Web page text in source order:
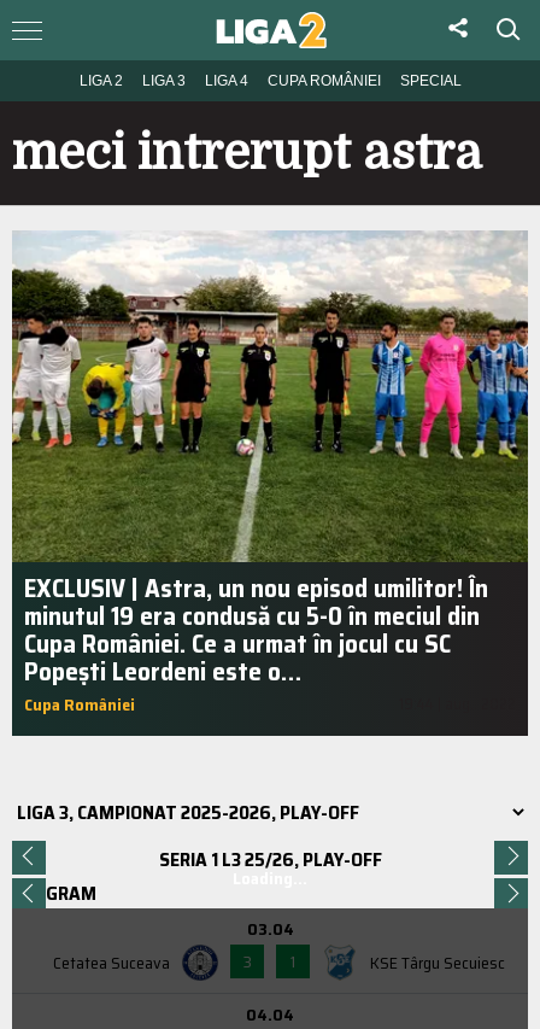
LIGA 2 LIGA 3 LIGA 4 CUPA ROMÂNIEI SPECIAL
meci intrerupt astra
EXCLUSIV | Astra, un nou episod umilitor! În
minutul 19 era condusă cu 5-0 în meciul din
Cupa României. Ce a urmat în jocul cu SC
Popești Leordeni este o…
Cupa României
SERIA 1 L3 25/26, PLAY-OFF
PROGRAM
Cetatea Suceava
03.04
3
1 KSE Târgu Secuiesc
04.04